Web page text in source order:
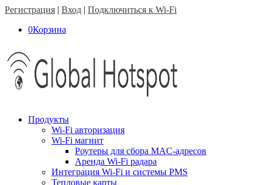
Регистрация | Вход | Подключиться к Wi-Fi
0Корзина
Продукты
Wi-Fi авторизация
Wi-Fi магнит
Роутеры для сбора MAC-адресов
Аренда Wi-Fi радара
Интеграция Wi-Fi и системы PMS
Тепловые карты